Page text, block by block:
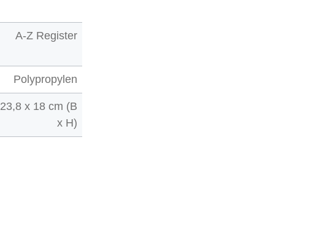
A-Z Register
Polypropylen
23,8 x 18 cm (B
x H)